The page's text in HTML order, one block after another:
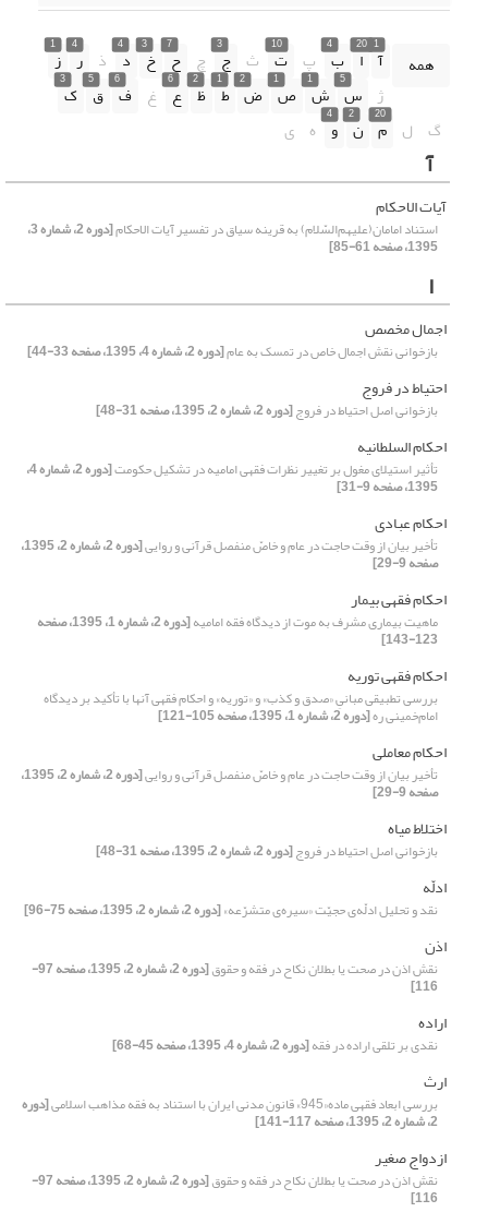
همه
1
آ
20
ا
4
ب پ
10
ت ث
3
ج چ
7
ح
3
خ
4
د ذ
4
ر
1
ز
ژ
5
س
1
ش
1
ص
2
ض
1
ط
2
ظ
6
ع غ
6
ف
5
ق
3
ک
گ ل
20
م
2
ن
4
و ه ی
آ
آیات الاحکام
استناد امامان(علیهم‌السّلام) به قرینه سیاق در تفسیر آیات الاحکام [دوره 2، شماره 3،
1395، صفحه 61-85]
ا
اجمال مخصص
بازخوانی نقش اجمال خاص در تمسک به عام[دوره 2، شماره 4، 1395، صفحه 33-44]
احتیاط در فروج
بازخوانی اصل احتیاط در فروج[دوره 2، شماره 2، 1395، صفحه 31-48]
احکام السلطانیه
تأثیر استیلای مغول بر تغییر نظرات فقهی امامیه در تشکیل حکومت [دوره 2، شماره 4،
1395، صفحه 9-31]
احکام عبادی
تأخیر بیان از وقت حاجت در عام و خاصّ منفصل قرآنی و روایی [دوره 2، شماره 2، 1395،
صفحه 9-29]
احکام فقهی بیمار
ماهیت بیماری مشرف به موت از دیدگاه فقه امامیه [دوره 2، شماره 1، 1395، صفحه
123-143]
احکام فقهی توریه
بررسی تطبیقی مبانیِ «صدق و کذب» و «توریه» و احکام فقهی آنها با تأکید بر دیدگاه
امام‌خمینی ره[دوره 2، شماره 1، 1395، صفحه 105-121]
احکام معاملی
تأخیر بیان از وقت حاجت در عام و خاصّ منفصل قرآنی و روایی [دوره 2، شماره 2، 1395،
صفحه 9-29]
اختلاط میاه
بازخوانی اصل احتیاط در فروج[دوره 2، شماره 2، 1395، صفحه 31-48]
ادلّه
نقد و تحلیل ادلّه‌ی حجیّت «سیر‌ه‌ی متشرّعه»[دوره 2، شماره 2، 1395، صفحه 75-96]
اذن
نقش اذن در صحت یا بطلان نکاح در فقه و حقوق [دوره 2، شماره 2، 1395، صفحه 97-
116]
اراده
نقدی بر تلقی اراده در فقه[دوره 2، شماره 4، 1395، صفحه 45-68]
ارث
بررسی ابعاد فقهی ماده«945» قانون مدنی ایران با استناد به فقه مذاهب اسلامی [دوره
2، شماره 2، 1395، صفحه 117-141]
ازدواج صغیر
نقش اذن در صحت یا بطلان نکاح در فقه و حقوق [دوره 2، شماره 2، 1395، صفحه 97-
116]